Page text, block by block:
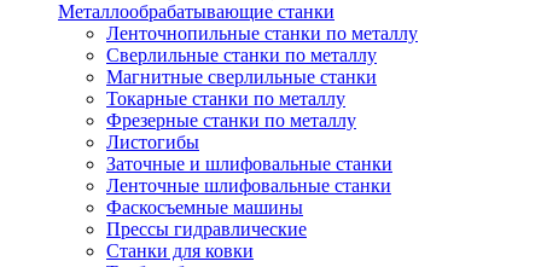
Металлообрабатывающие станки
Ленточнопильные станки по металлу
Сверлильные станки по металлу
Магнитные сверлильные станки
Токарные станки по металлу
Фрезерные станки по металлу
Листогибы
Заточные и шлифовальные станки
Ленточные шлифовальные станки
Фаскосъемные машины
Прессы гидравлические
Станки для ковки